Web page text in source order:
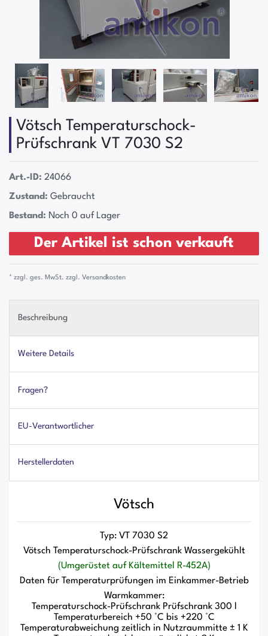
Vötsch Temperaturschock-
Prüfschrank VT 7030 S2
Art.-ID: 24066
Zustand: Gebraucht
Bestand: Noch 0 auf Lager
Der Artikel ist schon verkauft
* zzgl. ges. MwSt. zzgl. Versandkosten
Beschreibung
Weitere Details
Fragen?
EU-Verantwortlicher
Herstellerdaten
Vötsch
Typ: VT 7030 S2
Vötsch Temperaturschock-Prüfschrank Wassergekühlt
(Umgerüstet auf Kältemittel R-452A)
Daten für Temperaturprüfungen im Einkammer-Betrieb
Warmkammer:
Temperaturschock-Prüfschrank Prüfschrank 300 l
Temperaturbereich +50 °C bis +220 °C
Temperaturabweichung zeitlich in Nutzraummitte ± 1 K